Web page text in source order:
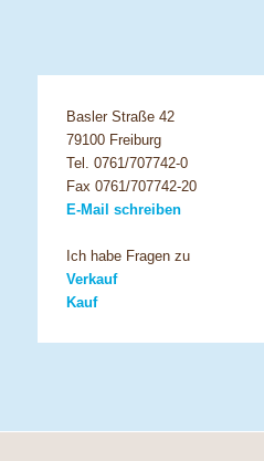
Basler Straße 42
79100 Freiburg
Tel. 0761/707742-0
Fax 0761/707742-20
E-Mail schreiben
Ich habe Fragen zu
Verkauf
Kauf